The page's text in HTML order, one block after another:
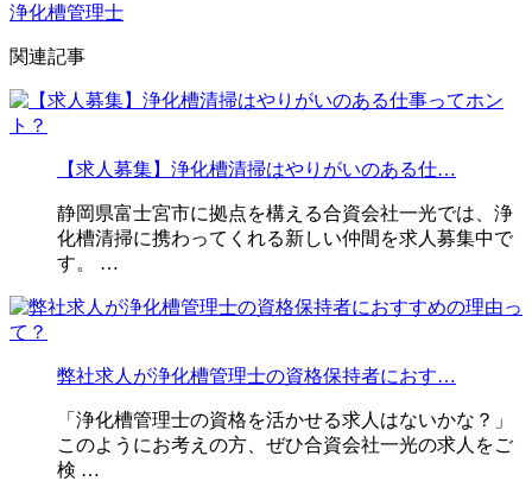
浄化槽管理士
関連記事
【求人募集】浄化槽清掃はやりがいのある仕…
静岡県富士宮市に拠点を構える合資会社一光では、浄
化槽清掃に携わってくれる新しい仲間を求人募集中で
す。 …
弊社求人が浄化槽管理士の資格保持者におす…
「浄化槽管理士の資格を活かせる求人はないかな？」
このようにお考えの方、ぜひ合資会社一光の求人をご
検 …